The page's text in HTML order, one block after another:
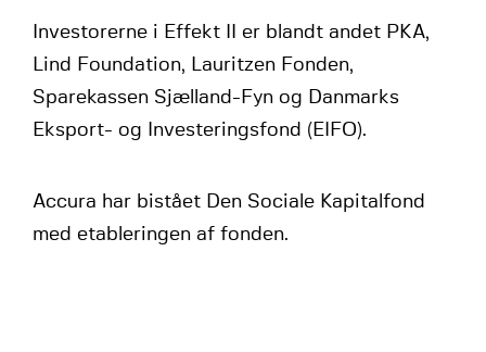
Investorerne i Effekt II er blandt andet PKA,
Lind Foundation, Lauritzen Fonden,
Sparekassen Sjælland-Fyn og Danmarks
Eksport- og Investeringsfond (EIFO).
Accura har bistået Den Sociale Kapitalfond
med etableringen af fonden.